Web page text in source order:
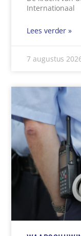
Internationaal
Lees verder »
7 augustus